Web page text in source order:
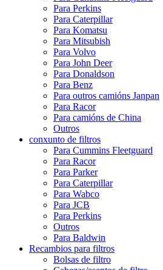
Para Perkins
Para Caterpillar
Para Komatsu
Para Mitsubish
Para Volvo
Para John Deer
Para Donaldson
Para Benz
Para outros camións Janpan
Para Racor
Para camións de China
Outros
conxunto de filtros
Para Cummins Fleetguard
Para Racor
Para Parker
Para Caterpillar
Para Wabco
Para JCB
Para Perkins
Outros
Para Baldwin
Recambios para filtros
Bolsas de filtro